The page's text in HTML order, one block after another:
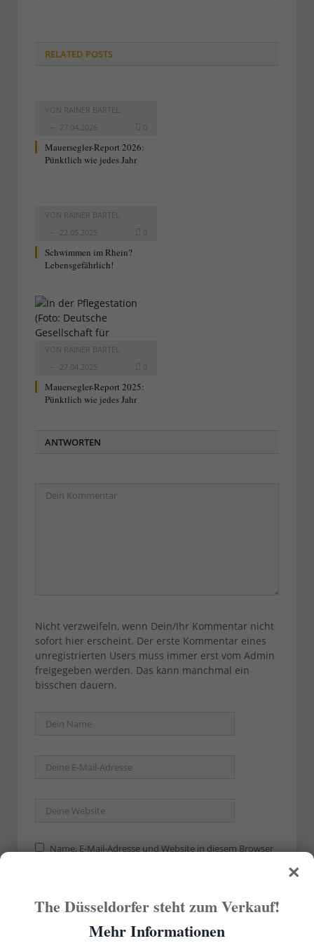
RELATED POSTS
VON RAINER BARTEL
27.04.2026
0
Mauersegler-Report 2026:
Pünktlich wie jedes Jahr
VON RAINER BARTEL
22.05.2025
0
Schwimmen im Rhein?
Lebensgefährlich!
VON RAINER BARTEL
27.04.2025
0
Mauersegler-Report 2025:
Pünktlich wie jedes Jahr
ANTWORTEN
Nicht verzweifeln, wenn Dein/Ihr Kommentar nicht
sofort hier erscheint. Der erste Kommentar eines
unregistrierten Users muss immer erst vom Admin
freigegeben werden. Das kann manchmal ein
bisschen dauern.
Name, E-Mail-Adresse und Website in diesem Browser
×
The Düsseldorfer steht zum Verkauf!
Mehr Informationen